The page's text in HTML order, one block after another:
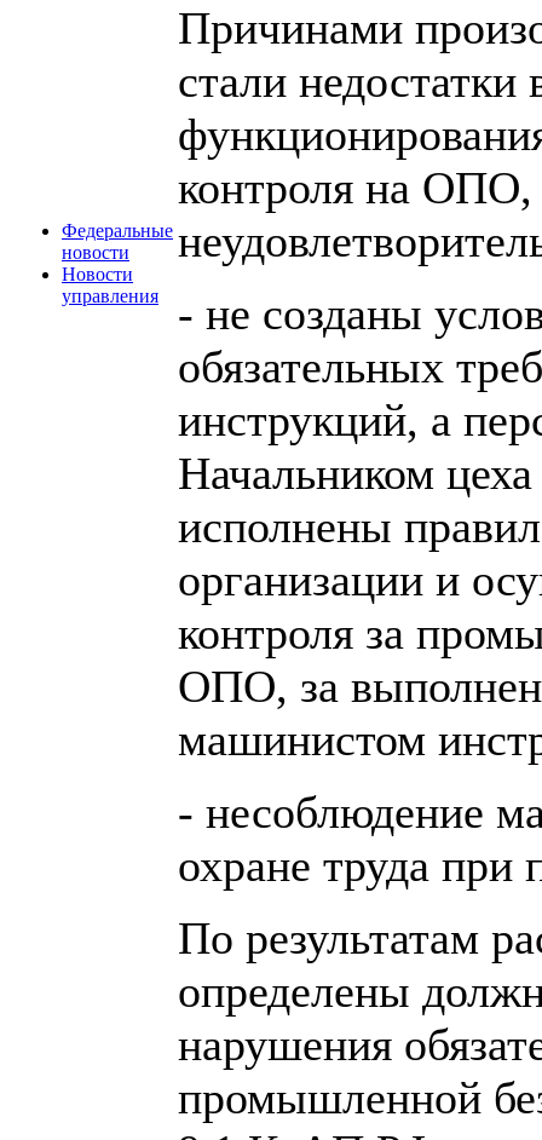
Федеральные
новости
Новости
управления
Причинами
стали недостатки
контроля на ОПО,
- не созданы
обязательных
инструкций, а
Начальником
исполнены
организации и
контроля за
ОПО, за
машинистом
- несоблюдение
охране труда при
По результатам
определены
нарушения
промышленной